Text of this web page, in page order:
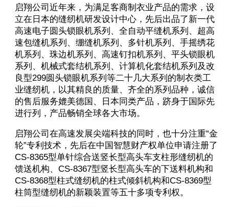
启翔公司近年来，为满足客商制衣业产品的需求，设
立在日本的缝纫机研发设计中心，先后出品了新一代
高速电子圆头锁眼机系列、全自动平缝机系列、超高
速包缝机系列、绷缝机系列、多针机系列、手摇绣花
机系列、珠边机系列、高速钉扣机系列、平头锁眼机
系列、机械式套结机系列、计算机化套结机系列及改
良型299圆头锁眼机系列等二十几大系列的制衣类工
业缝纫机，以其精良的质量、齐全的系列品种，诚信
的售后服务媲美德国、日本同类产品，跻身于国际先
进行列，产品畅销全球各大市场。
启翔公司在高速发展尖端科技的同时，也十分注重“金
轮”专利技术，先后在中国智慧财产权单位申请注册了
CS-8365型单针综合送竖长型高头车支柱形缝纫机的
馈送机构、CS-8367型竖长型高头车的下送料机构和
CS-8368型柱式缝纫机的柱式倾斜机构和CS-8369型
柱筒型缝纫机的新颖装置等五十多项专利权。